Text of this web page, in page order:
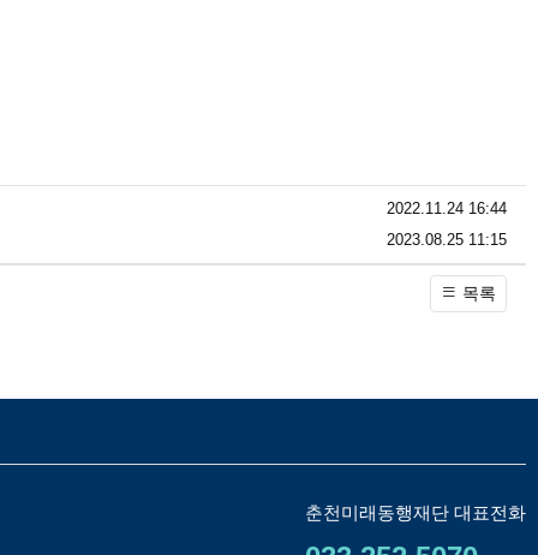
등록일
2022.11.24 16:44
등록일
2023.08.25 11:15
목록
춘천미래동행재단 대표전화